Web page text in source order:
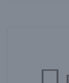
LHC